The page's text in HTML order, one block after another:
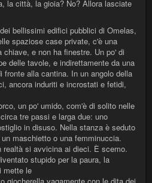
la città, la gioia? No? Allora lasciate
bellissimi edifici pubblici di Omelas,
spaziose case private, c'è una
e non ha finestre. Un po' di
delle tavole, e indirettamente da una
fronte alla cantina. In un angolo della
ancora induriti e incrostati e fetidi,
un po' umido, com'è di solito nelle
tre passi e larga due: uno
in disuso. Nella stanza è seduto
maschietto o una femminuccia.
si avvicina ai dieci. È scemo.
stupido per la paura, la
mette le